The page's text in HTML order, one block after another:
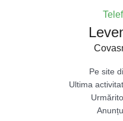
Pe site
Ultima